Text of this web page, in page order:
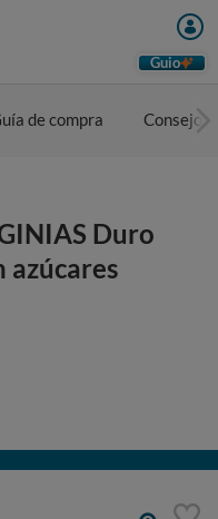
Guio
de compra Consejos
Duro
azúcares